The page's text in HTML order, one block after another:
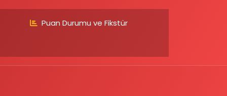
Puan Durumu ve Fikstür